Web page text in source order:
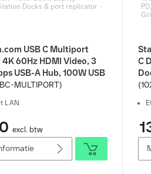
USB C Multiport
60Hz HDMI Video, 3
USB-A Hub, 100W USB
Pass-Through,
Laptop Docking
& port replicator -
MULTIPORT)
LAN
excl. btw
C